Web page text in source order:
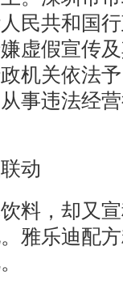
民共和国
虚假宣传
机关依法
事违法经
动
，却又宣
雅乐迪配